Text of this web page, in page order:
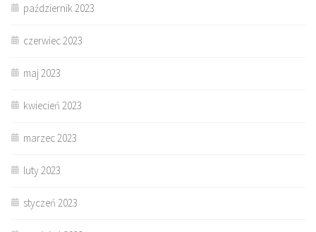
październik 2023
czerwiec 2023
maj 2023
kwiecień 2023
marzec 2023
luty 2023
styczeń 2023